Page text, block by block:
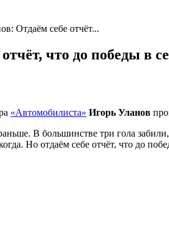
Отдаём себе отчёт...
что до победы в
«Автомобилиста» Игорь Уланов
В большинстве три гола
Но отдаём себе отчёт, что до